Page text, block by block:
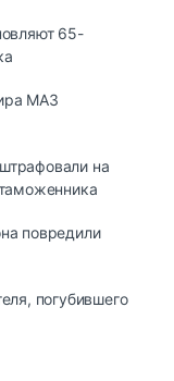
65-
МАЗ
на
повредили
погубившего